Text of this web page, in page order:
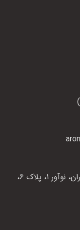
تهران، شهرک صنعتی پرند، خیابان نوآوران، نوآور 1، پلاک 6،